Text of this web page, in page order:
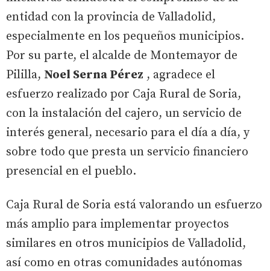
entidad con la provincia de Valladolid,
especialmente en los pequeños municipios.
Por su parte, el alcalde de Montemayor de
Pililla, Noel Serna Pérez , agradece el
esfuerzo realizado por Caja Rural de Soria,
con la instalación del cajero, un servicio de
interés general, necesario para el día a día, y
sobre todo que presta un servicio financiero
presencial en el pueblo.
Caja Rural de Soria está valorando un esfuerzo
más amplio para implementar proyectos
similares en otros municipios de Valladolid,
así como en otras comunidades autónomas